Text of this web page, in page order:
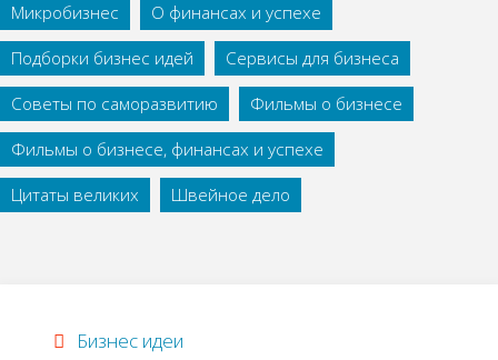
Микробизнес
О финансах и успехе
Подборки бизнес идей
Сервисы для бизнеса
Советы по саморазвитию
Фильмы о бизнесе
Фильмы о бизнесе, финансах и успехе
Цитаты великих
Швейное дело
Бизнес идеи